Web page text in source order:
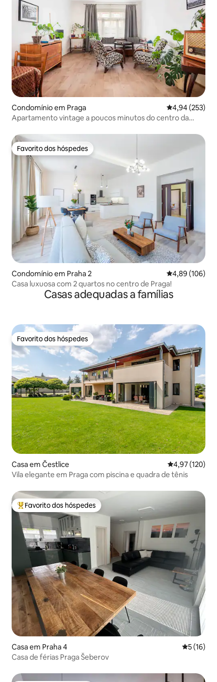
Condomínio em Praga Classificação
4,94 (253)
Apartamento vintage a poucos minutos do centro da
Favorito dos hóspedes
Favorito dos hóspedes
Condomínio em Praha 2 Classificação
4,89 (106)
Casa luxuosa com 2 quartos no centro de Praga!
Casas adequadas a famílias
Favorito dos hóspedes
Favorito dos hóspedes
Casa em Čestlice Classificação
4,97 (120)
Vila elegante em Praga com piscina e quadra de tênis
Favoritos dos hóspedes mais apreciados
Favorito dos hóspedes
Casa em Praha 4
5 (16)
Casa de férias Praga Šeberov